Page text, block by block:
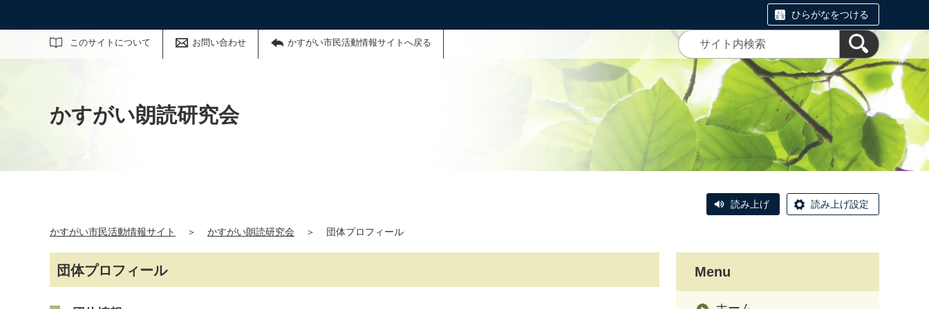
ひらがなをつける
このサイトについて お問い合わせ かすがい市民活動情報サイトへ戻る
サイト内検索
かすがい朗読研究会
読み上げ 読み上げ設定
かすがい市民活動情報サイト ＞ かすがい朗読研究会 ＞ 団体プロフィール
団体プロフィール Menu